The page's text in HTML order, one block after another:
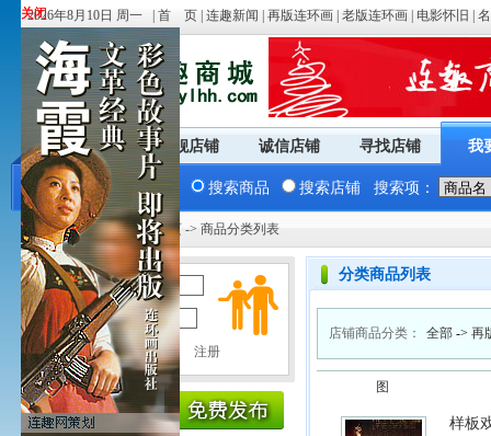
关闭
关闭
2026年8月10日 周一 | 首 页 连趣新闻 再版连环画 老版连环画 电影怀旧
商城首页 旗舰店铺 诚信店铺 寻找店铺 我
搜索商品 搜索店铺 搜索项：
您现在的位置：商城首页 -> 商品分类列表
用户名：
密 码：
分类商品列表
店铺商品分类： 全部 -> 再
图
样板